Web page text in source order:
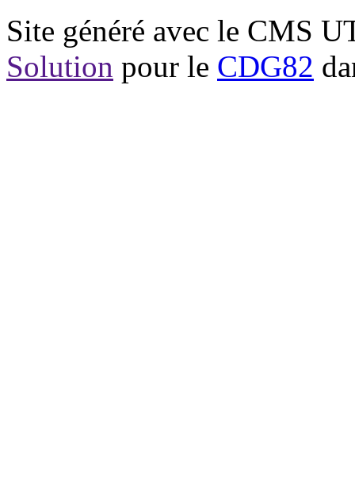
Site généré avec le CMS
Solution pour le CDG82